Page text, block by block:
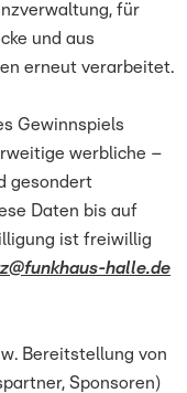
für
und aus
erneut verarbeitet.
Gewinnspiels
werbliche –
gesondert
Daten bis auf
ist freiwillig
halle.de
Bereitstellung von
Sponsoren)